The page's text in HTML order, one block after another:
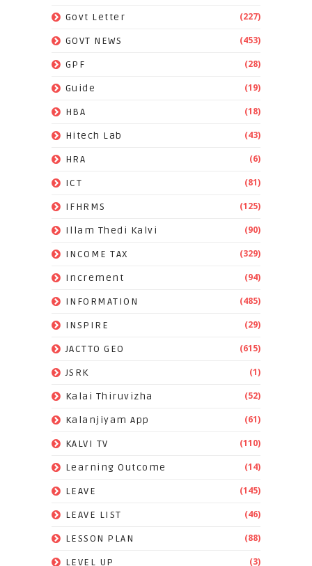
Govt Letter (227)
GOVT NEWS (453)
GPF (28)
Guide (19)
HBA (18)
Hitech Lab (43)
HRA (6)
ICT (81)
IFHRMS (125)
Illam Thedi Kalvi (90)
INCOME TAX (329)
Increment (94)
INFORMATION (485)
INSPIRE (29)
JACTTO GEO (615)
JSRK (1)
Kalai Thiruvizha (52)
Kalanjiyam App (61)
KALVI TV (110)
Learning Outcome (14)
LEAVE (145)
LEAVE LIST (46)
LESSON PLAN (88)
LEVEL UP (3)